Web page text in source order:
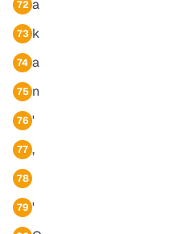
72 a
73 k
74 a
75 n
76 '
77 ,
78
79 '